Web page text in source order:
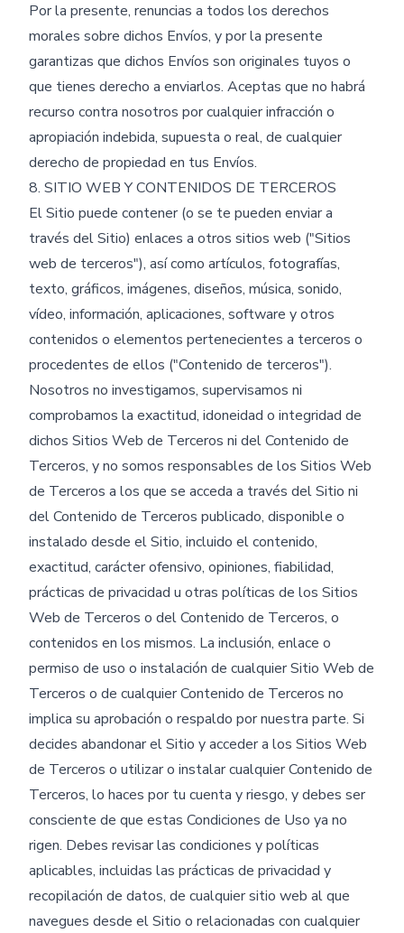
Por la presente, renuncias a todos los derechos
morales sobre dichos Envíos, y por la presente
garantizas que dichos Envíos son originales tuyos o
que tienes derecho a enviarlos. Aceptas que no habrá
recurso contra nosotros por cualquier infracción o
apropiación indebida, supuesta o real, de cualquier
derecho de propiedad en tus Envíos.
8. SITIO WEB Y CONTENIDOS DE TERCEROS
El Sitio puede contener (o se te pueden enviar a
través del Sitio) enlaces a otros sitios web ("Sitios
web de terceros"), así como artículos, fotografías,
texto, gráficos, imágenes, diseños, música, sonido,
vídeo, información, aplicaciones, software y otros
contenidos o elementos pertenecientes a terceros o
procedentes de ellos ("Contenido de terceros").
Nosotros no investigamos, supervisamos ni
comprobamos la exactitud, idoneidad o integridad de
dichos Sitios Web de Terceros ni del Contenido de
Terceros, y no somos responsables de los Sitios Web
de Terceros a los que se acceda a través del Sitio ni
del Contenido de Terceros publicado, disponible o
instalado desde el Sitio, incluido el contenido,
exactitud, carácter ofensivo, opiniones, fiabilidad,
prácticas de privacidad u otras políticas de los Sitios
Web de Terceros o del Contenido de Terceros, o
contenidos en los mismos. La inclusión, enlace o
permiso de uso o instalación de cualquier Sitio Web de
Terceros o de cualquier Contenido de Terceros no
implica su aprobación o respaldo por nuestra parte. Si
decides abandonar el Sitio y acceder a los Sitios Web
de Terceros o utilizar o instalar cualquier Contenido de
Terceros, lo haces por tu cuenta y riesgo, y debes ser
consciente de que estas Condiciones de Uso ya no
rigen. Debes revisar las condiciones y políticas
aplicables, incluidas las prácticas de privacidad y
recopilación de datos, de cualquier sitio web al que
navegues desde el Sitio o relacionadas con cualquier